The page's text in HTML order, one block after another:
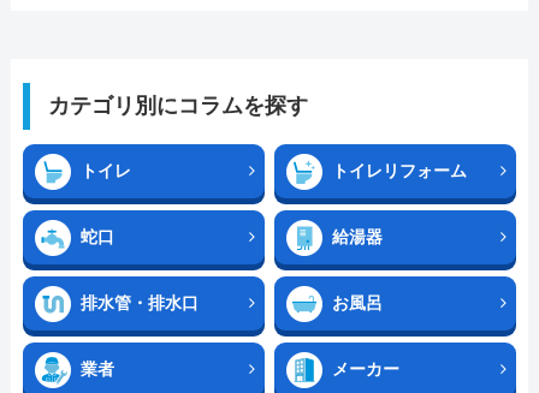
カテゴリ別にコラムを探す
トイレ トイレリフォーム
蛇口 給湯器
排水管・排水口 お風呂
業者 メーカー